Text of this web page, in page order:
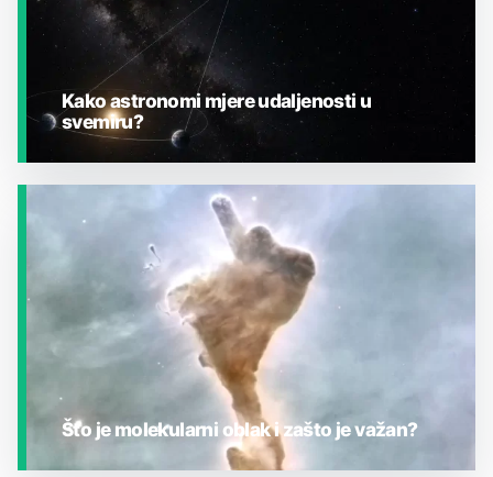
Kako astronomi mjere udaljenosti u
svemiru?
Što je molekularni oblak i zašto je važan?